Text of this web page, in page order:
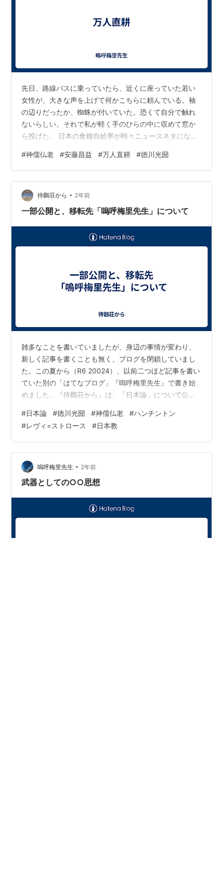
先日、路線バスに乗っていたら、近くに座っていた若い
女性が、大きな声を上げて何かこちらに頼んでいる。袖
の辺りだったか、蜘蛛が付いていた。恐くて自分で触れ
ないらしい。それで私が軽く手のひらの中に収めて窓か
ら投げた。 日本の食糧自給率が時々ニュースネタにな
えないことはないと、いつも高をくくっていたのだが、
不安になってきた。 武術家のものの考え方に興味があっ
て、YouTubeでもしばしば見る。家の流派を継いで幼い
頃から体の動かし方を学んでいる人を見ると羨ましいな
と思う。小さい頃から習う稽古事といえばピアノが多い
#神儒仏老 #安藤昌益 #万人直耕 #徳川光圀
待鸛荘から • 2年前
一部公開と、移転先「嗚呼梅里先生」について
雑多なことを書いていましたが、身辺の事情が変わり、
新しく記事を書くことも無く、ブログを閉鎖していまし
た。この夏から（R6 20024）、以前二つほど記事を書い
ていた別の「はてなブログ」『嗚呼梅里先生』で書き始
めました。『待鸛荘から』は、「日本論」について公開
墓碑にある『神儒仏老』から、臨床心理学を組み込んだ
神儒仏老思想なるものを想定してます。『待鸛荘から』
で書いていたものは、その前段階なので新しいものが書
ければ追々消していきます。 時々、「日本スゴい系」の
YouTube動画で「日本は八大文明の一つで云々」と見聞
きする。私はハンチントンがどれだ…
#日本論 #徳川光圀 #神儒仏老 #ハンチントン
#レヴィ=ストロース #日本教
嗚呼梅里先生 • 2年前
武器としての○○思想